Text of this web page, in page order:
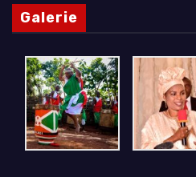
Galerie